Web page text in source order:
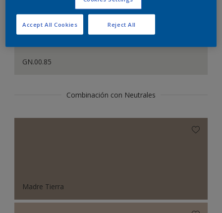
GN.00.85
Combinación con Neutrales
Madre Tierra
Reject All
Accept All Cookies